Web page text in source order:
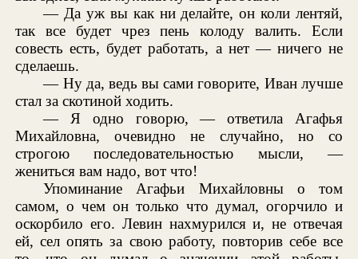
— Да уж вы как ни делайте, он коли лентяй,
так все будет чрез пень колоду валить. Если
совесть есть, будет работать, а нет — ничего не
сделаешь.
— Ну да, ведь вы сами говорите, Иван лучше
стал за скотиной ходить.
— Я одно говорю, — ответила Агафья
Михайловна, очевидно не случайно, но со
строгою последовательностью мысли, —
жениться вам надо, вот что!
Упоминание Агафьи Михайловны о том
самом, о чем он только что думал, огорчило и
оскорбило его. Левин нахмурился и, не отвечая
ей, сел опять за свою работу, повторив себе все